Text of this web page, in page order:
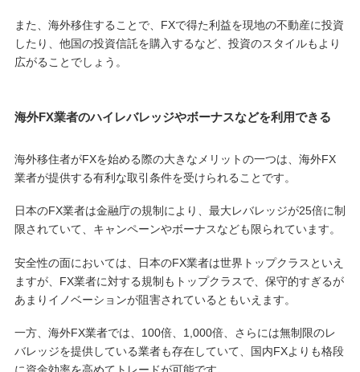
また、海外移住することで、FXで得た利益を現地の不動産に投資
したり、他国の投資信託を購入するなど、投資のスタイルもより
広がることでしょう。
海外FX業者のハイレバレッジやボーナスなどを利用できる
海外移住者がFXを始める際の大きなメリットの一つは、海外FX
業者が提供する有利な取引条件を受けられることです。
日本のFX業者は金融庁の規制により、最大レバレッジが25倍に制
限されていて、キャンペーンやボーナスなども限られています。
安全性の面においては、日本のFX業者は世界トップクラスといえ
ますが、FX業者に対する規制もトップクラスで、保守的すぎるが
あまりイノベーションが阻害されているともいえます。
一方、海外FX業者では、100倍、1,000倍、さらには無制限のレ
バレッジを提供している業者も存在していて、国内FXよりも格段